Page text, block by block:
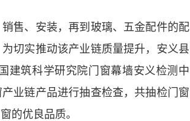
售、安装，再到玻璃、五金配件的配
切实推动该产业链质量提升，安义县
建筑科学研究院门窗幕墙安义检测中
业链产品进行抽查检查，共抽检门窗
的优良品质。